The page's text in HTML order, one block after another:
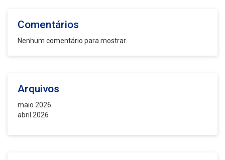
Comentários
Nenhum comentário para mostrar.
Arquivos
maio 2026
abril 2026